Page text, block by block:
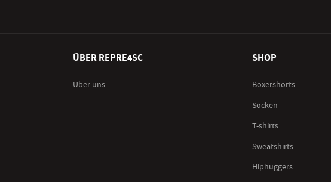
ÜBER REPRE4SC
Über uns
SHOP
Boxershorts
Socken
T-shirts
Sweatshirts
Hiphuggers